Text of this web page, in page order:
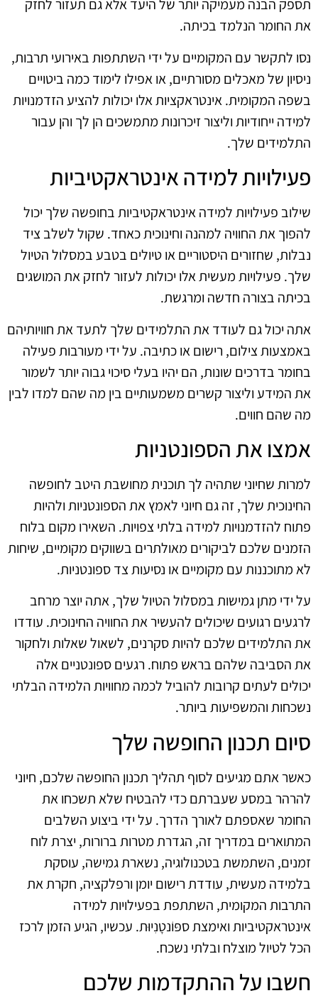
תספק הבנה מעמיקה יותר של היעד אלא גם תעזור לחזק
את החומר הנלמד בכיתה.
נסו לתקשר עם המקומיים על ידי השתתפות באירועי תרבות,
ניסיון של מאכלים מסורתיים, או אפילו לימוד כמה ביטויים
בשפה המקומית. אינטראקציות אלו יכולות להציע הזדמנויות
למידה ייחודיות וליצור זיכרונות מתמשכים הן לך והן עבור
התלמידים שלך.
פעילויות למידה אינטראקטיביות
שילוב פעילויות למידה אינטראקטיביות בחופשה שלך יכול
להפוך את החוויה למהנה וחינוכית כאחד. שקול לשלב ציד
נבלות, שחזורים היסטוריים או טיולים בטבע במסלול הטיול
שלך. פעילויות מעשית אלו יכולות לעזור לחזק את המושגים
בכיתה בצורה חדשה ומרגשת.
אתה יכול גם לעודד את התלמידים שלך לתעד את חוויותיהם
באמצעות צילום, רישום או כתיבה. על ידי מעורבות פעילה
בחומר בדרכים שונות, הם יהיו בעלי סיכוי גבוה יותר לשמור
את המידע וליצור קשרים משמעותיים בין מה שהם למדו לבין
מה שהם חווים.
אמצו את הספונטניות
למרות שחיוני שתהיה לך תוכנית מחושבת היטב לחופשה
החינוכית שלך, זה גם חיוני לאמץ את הספונטניות ולהיות
פתוח להזדמנויות למידה בלתי צפויות. השאירו מקום בלוח
הזמנים שלכם לביקורים מאולתרים בשווקים מקומיים, שיחות
לא מתוכננות עם מקומיים או נסיעות צד ספונטניות.
על ידי מתן גמישות במסלול הטיול שלך, אתה יוצר מרחב
לרגעים רגועים שיכולים להעשיר את החוויה החינוכית. עודדו
את התלמידים שלכם להיות סקרנים, לשאול שאלות ולחקור
את הסביבה שלהם בראש פתוח. רגעים ספונטניים אלה
יכולים לעתים קרובות להוביל לכמה מחוויות הלמידה הבלתי
נשכחות והמשפיעות ביותר.
סיום תכנון החופשה שלך
כאשר אתם מגיעים לסוף תהליך תכנון החופשה שלכם, חיוני
להרהר במסע שעברתם כדי להבטיח שלא תשכחו את
החומר שאספתם לאורך הדרך. על ידי ביצוע השלבים
המתוארים במדריך זה, הגדרת מטרות ברורות, יצרת לוח
זמנים, השתמשת בטכנולוגיה, נשארת גמישה, עוסקת
בלמידה מעשית, עודדת רישום יומן ורפלקציה, חקרת את
התרבות המקומית, השתתפת בפעילויות למידה
אינטראקטיביות ואימצת ספּוֹנטָנִיוּת. עכשיו, הגיע הזמן לרכז
הכל לטיול מוצלח ובלתי נשכח.
חשבו על ההתקדמות שלכם